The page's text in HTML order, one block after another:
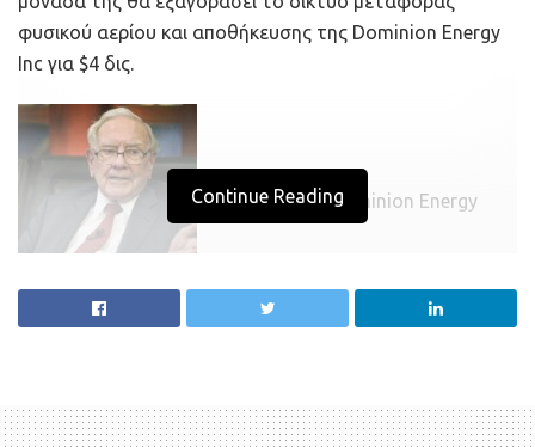
φυσικού αερίου και αποθήκευσης της Dominion Energy
Inc για $4 δις.
Εκτός από την Dominion Energy
Transmission, η εταιρία του δισεκατομμυριούχου
Iroquois Gas Transmission System και το 25% των
Continue Reading